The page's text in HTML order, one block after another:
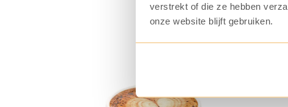
verstrekt of die ze hebben
onze website blijft gebruiken.